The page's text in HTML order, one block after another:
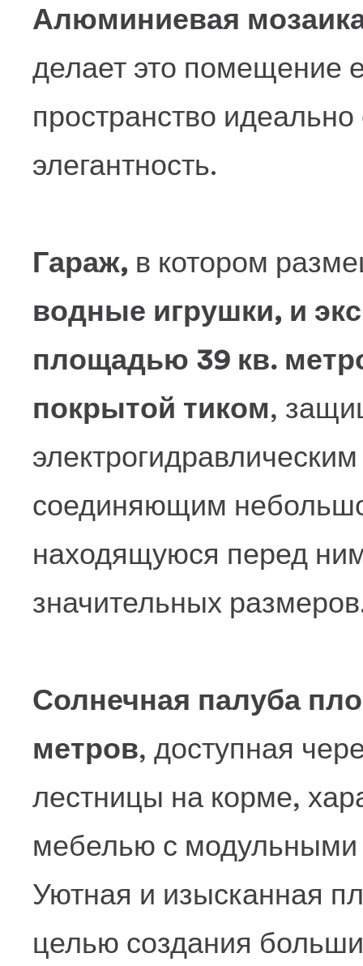
Алюминиевая
делает это помещение
пространство идеально
элегантность.
Гараж, в котором
водные игрушки, и
площадью 39 кв.
покрытой тиком,
соединяющим
находящуюся перед
значительных
Солнечная палуба
метров, доступная
лестницы на корме,
мебелью с
Уютная и изысканная
целью создания